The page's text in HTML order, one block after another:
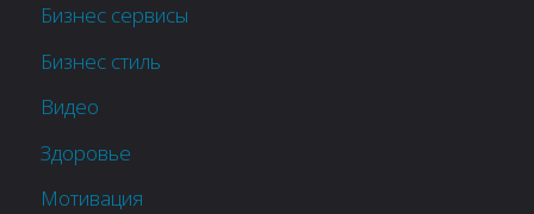
Бизнес сервисы
Бизнес стиль
Видео
Здоровье
Мотивация